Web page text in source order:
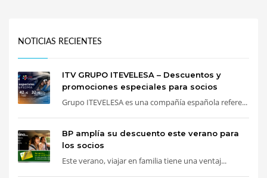
NOTICIAS RECIENTES
ITV GRUPO ITEVELESA – Descuentos y
promociones especiales para socios
Grupo ITEVELESA es una compañía española refere...
BP amplía su descuento este verano para
los socios
Este verano, viajar en familia tiene una ventaj...